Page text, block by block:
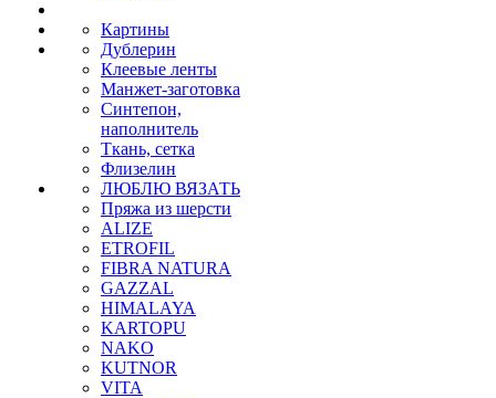
Картины
Дублерин
Клеевые ленты
Манжет-заготовка
Синтепон,
наполнитель
Ткань, сетка
Флизелин
ЛЮБЛЮ ВЯЗАТЬ
Пряжа из шерсти
ALIZE
ETROFIL
FIBRA NATURA
GAZZAL
HIMALAYA
KARTOPU
NAKO
KUTNOR
VITA